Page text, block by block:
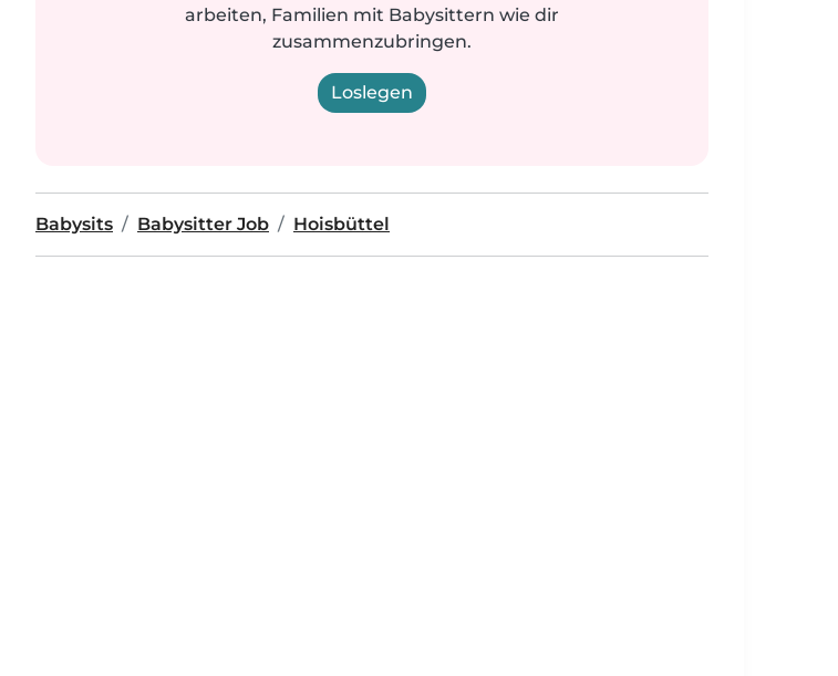
arbeiten, Familien mit Babysittern wie dir
zusammenzubringen.
Loslegen
Babysits Babysitter Job Hoisbüttel